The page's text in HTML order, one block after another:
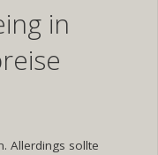
in
Allerdings sollte